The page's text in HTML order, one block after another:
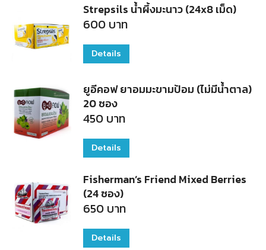
Strepsils น้ำผึ้งมะนาว (24x8 เม็ด)
600 บาท
Details
ยูอีคอฟ ยาอมมะขามป้อม (ไม่มีน้ำตาล)
20 ซอง
450 บาท
Details
Fisherman’s Friend Mixed Berries
(24 ซอง)
650 บาท
Details